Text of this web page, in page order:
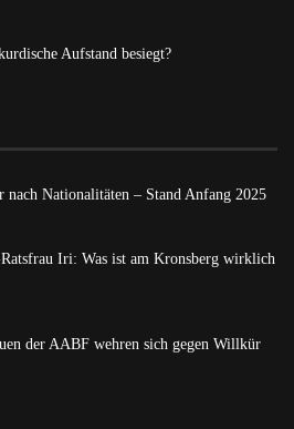
Aufstand besiegt?
nach Nationalitäten – Stand Anfang 2025
Iri: Was ist am Kronsberg wirklich
der AABF wehren sich gegen Willkür